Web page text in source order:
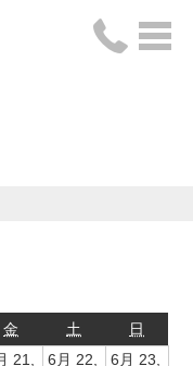
金 土
日
21,
6月 22,
6月 23,